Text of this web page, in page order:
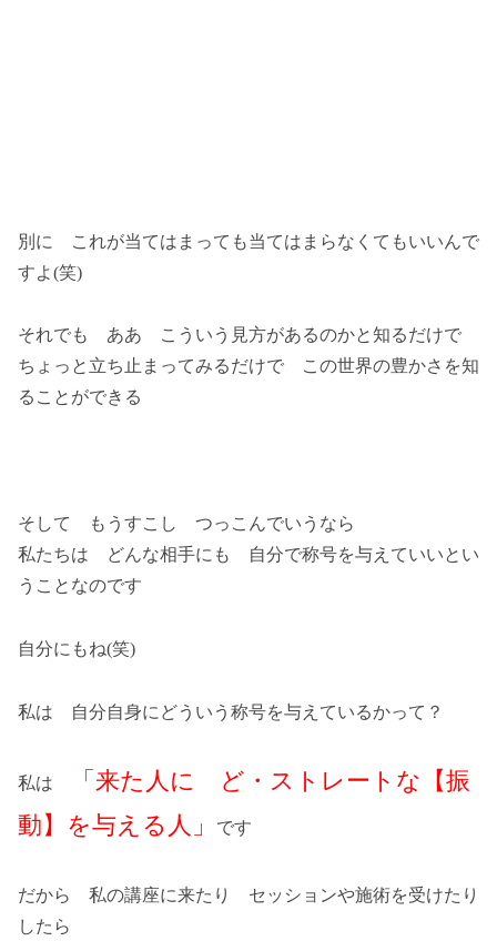
別に これが当てはまっても当てはまらなくてもいいんで
すよ(笑)
それでも ああ こういう見方があるのかと知るだけで
ちょっと立ち止まってみるだけで この世界の豊かさを知
ることができる
そして もうすこし つっこんでいうなら
私たちは どんな相手にも 自分で称号を与えていいとい
うことなのです
自分にもね(笑)
私は 自分自身にどういう称号を与えているかって？
私は
「来た人に ど・ストレートな【振
動】を与える人」
です
だから 私の講座に来たり セッションや施術を受けたり
したら